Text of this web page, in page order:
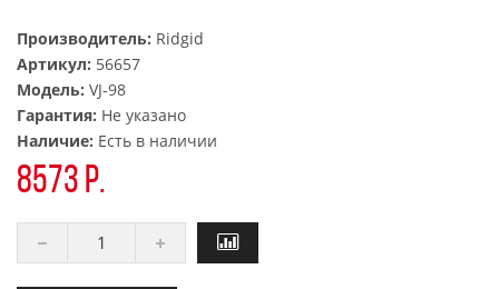
Производитель: Ridgid
Артикул: 56657
Модель: VJ-98
Гарантия: Не указано
Наличие: Есть в наличии
8573 р.